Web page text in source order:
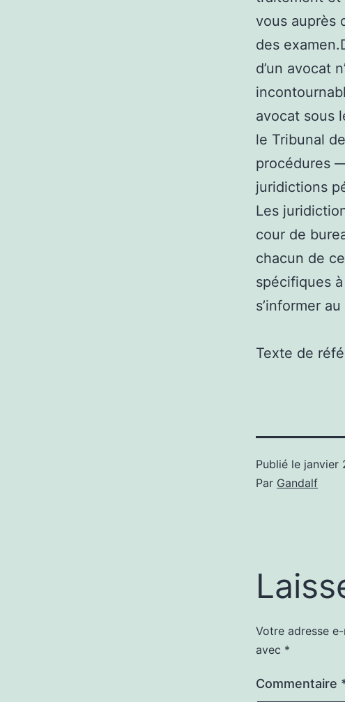
vous auprès
des
d’un avocat
avocat sous
le Tribunal
procédures
juridictions
Les
cour de
chacun de
spécifiques
s’informer
Texte de
Publié le janvier
Par Gandalf
Votre adresse
avec *
Commentaire